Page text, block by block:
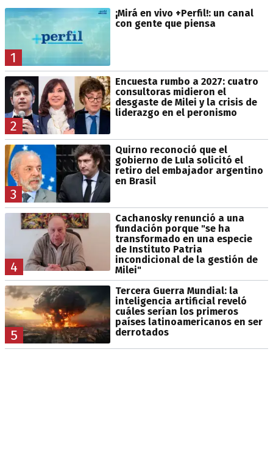
1
¡Mirá en vivo +Perfil!: un canal
con gente que piensa
2
Encuesta rumbo a 2027: cuatro
consultoras midieron el
desgaste de Milei y la crisis de
liderazgo en el peronismo
3
Quirno reconoció que el
gobierno de Lula solicitó el
retiro del embajador argentino
en Brasil
4
Cachanosky renunció a una
fundación porque "se ha
transformado en una especie
de Instituto Patria
incondicional de la gestión de
Milei"
5
Tercera Guerra Mundial: la
inteligencia artificial reveló
cuáles serían los primeros
países latinoamericanos en ser
derrotados